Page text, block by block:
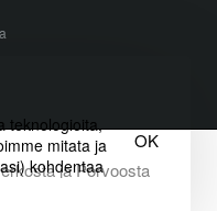
teknologioita,
mitata ja
kohdentaa
OK
ja Porvoosta